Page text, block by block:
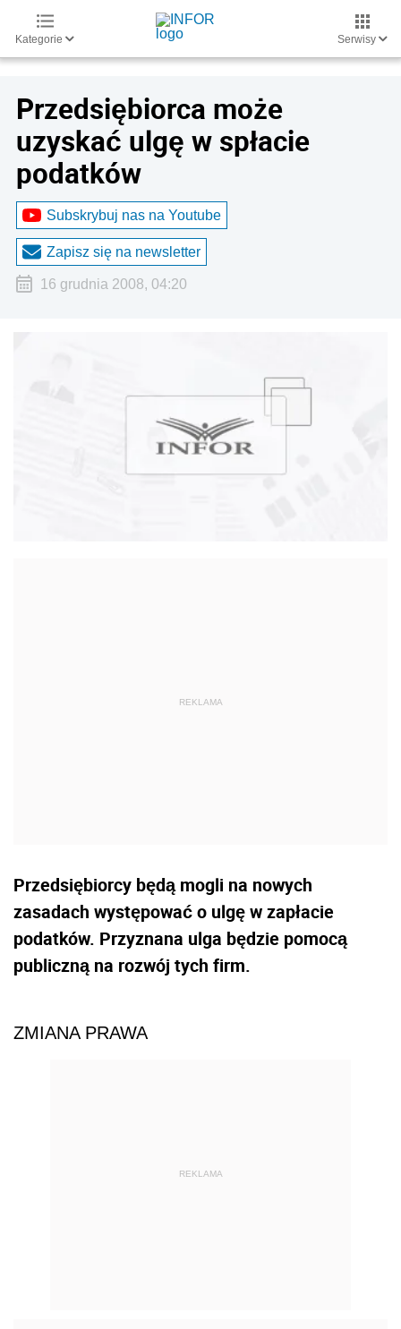
Kategorie Serwisy
Przedsiębiorca może
uzyskać ulgę w spłacie
podatków
Subskrybuj nas na Youtube
Zapisz się na newsletter
16 grudnia 2008, 04:20
Przedsiębiorcy będą mogli na nowych
zasadach występować o ulgę w zapłacie
podatków. Przyznana ulga będzie pomocą
publiczną na rozwój tych firm.
ZMIANA PRAWA
REKLAMA